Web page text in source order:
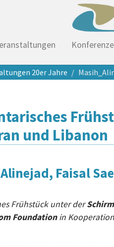
20er Jahre
und Libanon
Faisal
Frühstück unter der
Foundationin